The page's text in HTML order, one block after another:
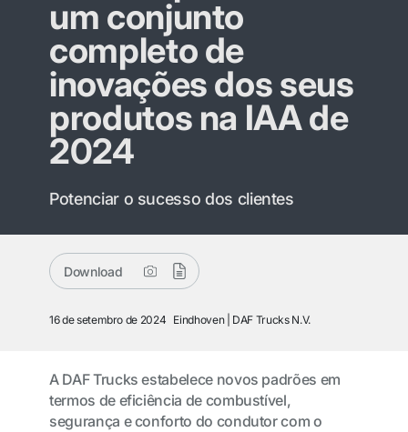
um conjunto
completo de
inovações dos seus
produtos na IAA de
2024
Potenciar o sucesso dos clientes
Download
16 de setembro de 2024 Eindhoven DAF Trucks N.V.
A DAF Trucks estabelece novos padrões em
termos de eficiência de combustível,
segurança e conforto do condutor com o